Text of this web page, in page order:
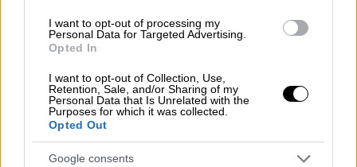
I want to opt-out of processing my
Personal Data for Targeted Advertising.
Opted In
I want to opt-out of Collection, Use,
Retention, Sale, and/or Sharing of my
Personal Data that Is Unrelated with the
Purposes for which it was collected.
Opted Out
Google consents
δεύτερος, αλλάζοντας θέση με τον Μπίλα)
πήγε λίγο πιο αργά σε σχέση με το πρωί με
πέρασμα στα 48.17, ενώ αντίθετα σαφώς
ταχύεροι σε σχέση με τον προκριματικό ήταν
ο Μπίλας (48.38) και ο Βαζαίος (48.17).
Με την εξαιρετική παρουσία της στη Ντόχα,
η ελληνική ομάδα εξασφάλισε τη συμμετοχή